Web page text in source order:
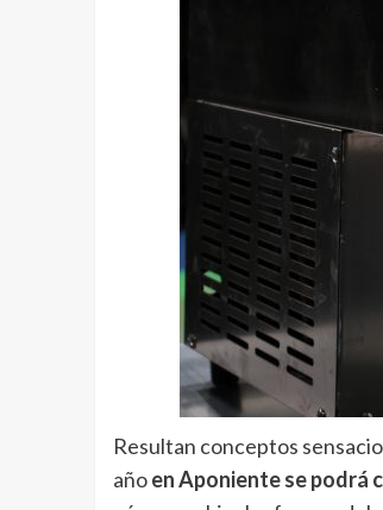
Resultan conceptos
añoen Aponiente se podrá